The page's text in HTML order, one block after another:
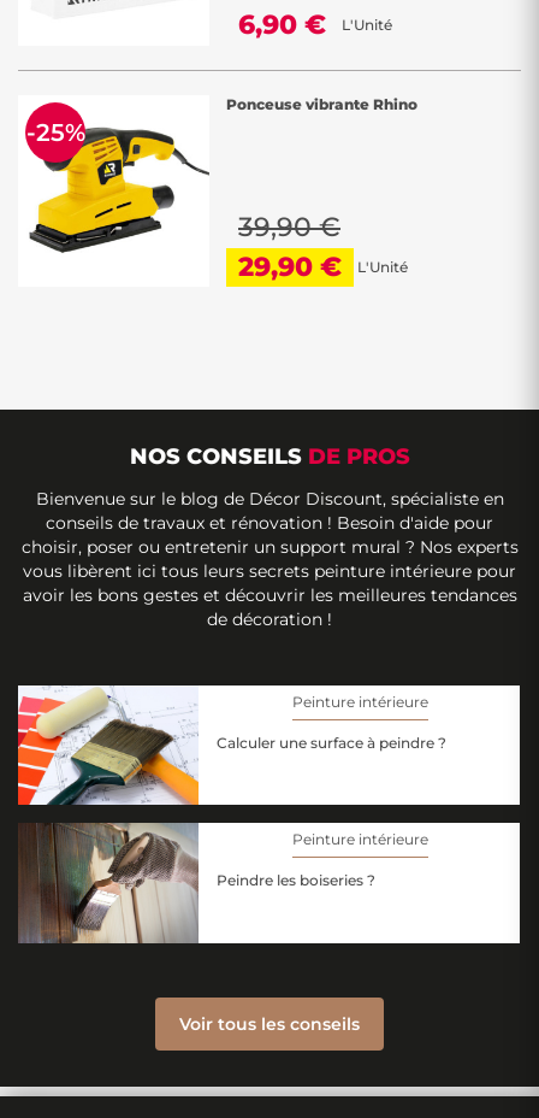
6,90 € L'Unité
Ponceuse vibrante Rhino
39,90 €
29,90 €
L'Unité
-25%
NOS CONSEILS DE PROS
Bienvenue sur le blog de Décor Discount, spécialiste en
conseils de travaux et rénovation ! Besoin d'aide pour
choisir, poser ou entretenir un support mural ? Nos experts
vous libèrent ici tous leurs secrets peinture intérieure pour
avoir les bons gestes et découvrir les meilleures tendances
de décoration !
Peinture intérieure
Calculer une surface à peindre ?
Peinture intérieure
Peindre les boiseries ?
Voir tous les conseils